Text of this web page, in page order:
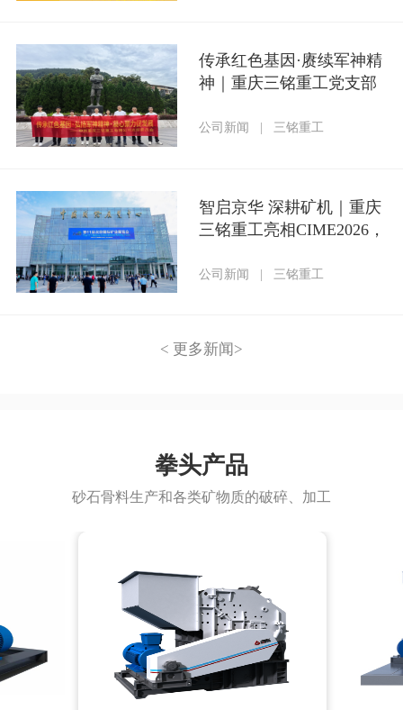
传承红色基因·赓续军神精
神｜重庆三铭重工党支部
学主题党日活动
公司新闻 | 三铭重工
智启京华 深耕矿机｜重庆
三铭重工亮相CIME2026，
程
公司新闻 | 三铭重工
< 更多新闻>
拳头产品
砂石骨料生产和各类矿物质的破碎、加工